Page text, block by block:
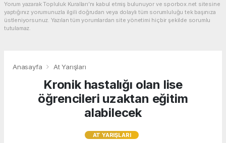
Yorum yazarak Topluluk Kuralları’nı kabul etmiş bulunuyor ve sporbox.net sitesine
yaptığınız yorumunuzla ilgili doğrudan veya dolaylı tüm sorumluluğu tek başınıza
üstleniyorsunuz. Yazılan tüm yorumlardan site yönetimi hiçbir şekilde sorumlu
tutulamaz.
Anasayfa At Yarışları
Kronik hastalığı olan lise
öğrencileri uzaktan eğitim
alabilecek
AT YARIŞLARI